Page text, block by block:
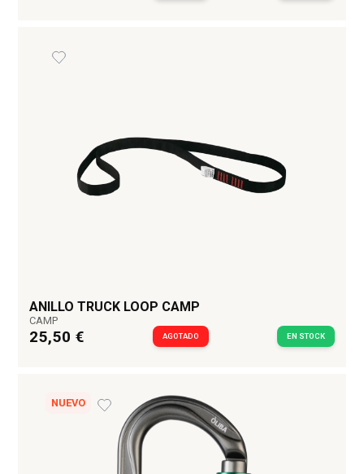
ANILLO TRUCK LOOP CAMP
CAMP
25,50 € AGOTADO EN STOCK
NUEVO